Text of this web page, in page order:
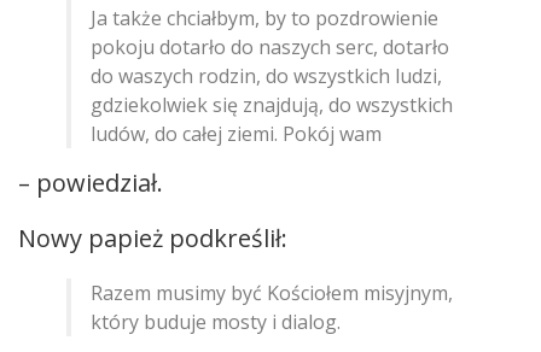
Ja także chciałbym, by to pozdrowienie
pokoju dotarło do naszych serc, dotarło
do waszych rodzin, do wszystkich ludzi,
gdziekolwiek się znajdują, do wszystkich
ludów, do całej ziemi. Pokój wam
– powiedział.
Nowy papież podkreślił:
Razem musimy być Kościołem misyjnym,
który buduje mosty i dialog.